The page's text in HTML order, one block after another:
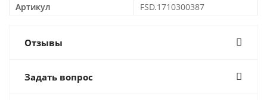
Артикул FSD.1710300387
Отзывы
Задать вопрос